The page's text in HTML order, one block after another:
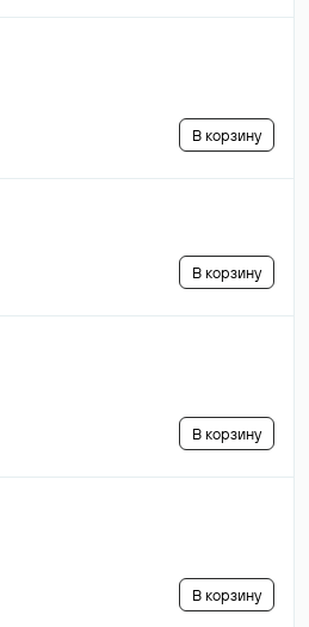
В корзину
В корзину
В корзину
В корзину